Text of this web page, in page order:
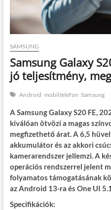
SAMSUNG
Samsung Galaxy
jó teljesítmény,
Android mobiltelefon Samsung
A Samsung Galaxy S20 FE,
kiválóan ötvözi a magas
megfizethető árat. A 6,5
akkumulátor és az akkori
kamerarendszer jellemzi. A
operációs rendszerrel jelent
folyamatos támogatásának
az Android 13-ra és One UI
Specifikációk: